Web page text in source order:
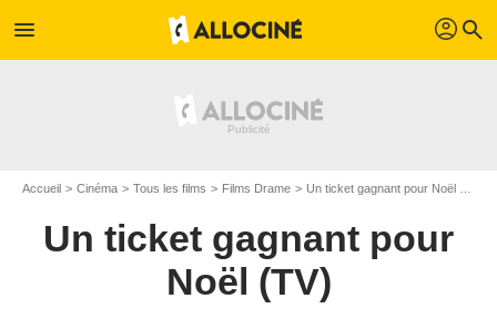
menu profil search
Accueil Cinéma Tous les films Films Drame Un ticket gagnant pour Noël (TV)
Un ticket gagnant pour
Noël (TV)